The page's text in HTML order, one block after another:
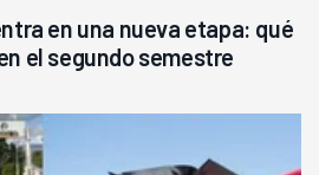
en una nueva etapa: qué
el segundo semestre